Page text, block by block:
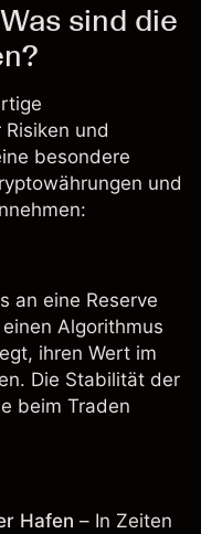
sind die
und
besondere
und
an eine Reserve
Algorithmus
ihren Wert im
Die Stabilität der
beim Traden
Hafen – In Zeiten